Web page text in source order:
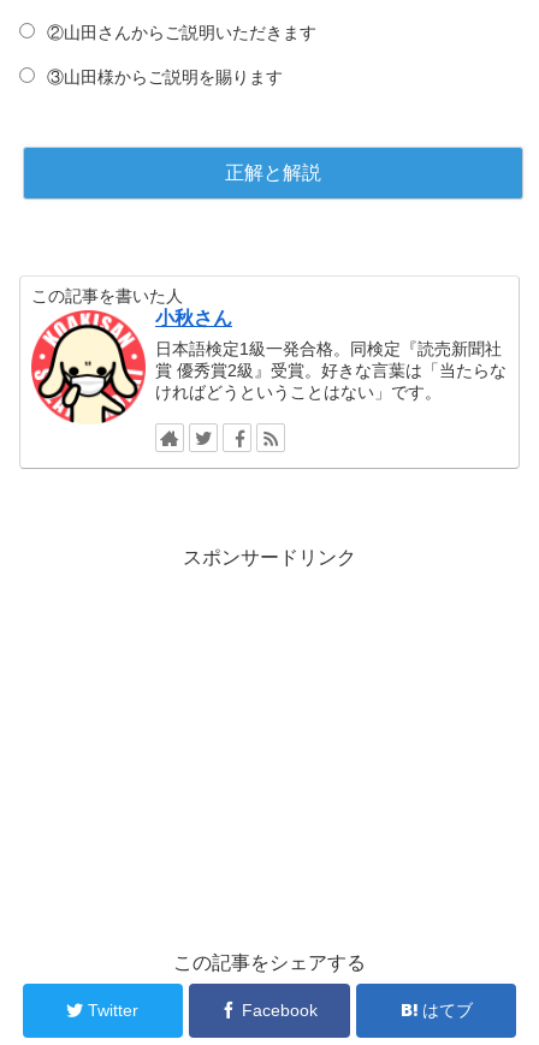
②山田さんからご説明いただきます
③山田様からご説明を賜ります
この記事を書いた人
小秋さん
日本語検定1級一発合格。同検定『読売新聞社
賞 優秀賞2級』受賞。好きな言葉は「当たらな
ければどうということはない」です。
スポンサードリンク
この記事をシェアする
Twitter Facebook はてブ